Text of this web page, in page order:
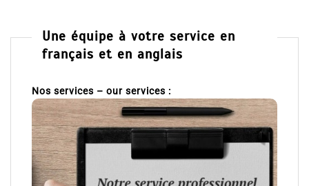
Une équipe à votre service en
français et en anglais
Nos services – our services :